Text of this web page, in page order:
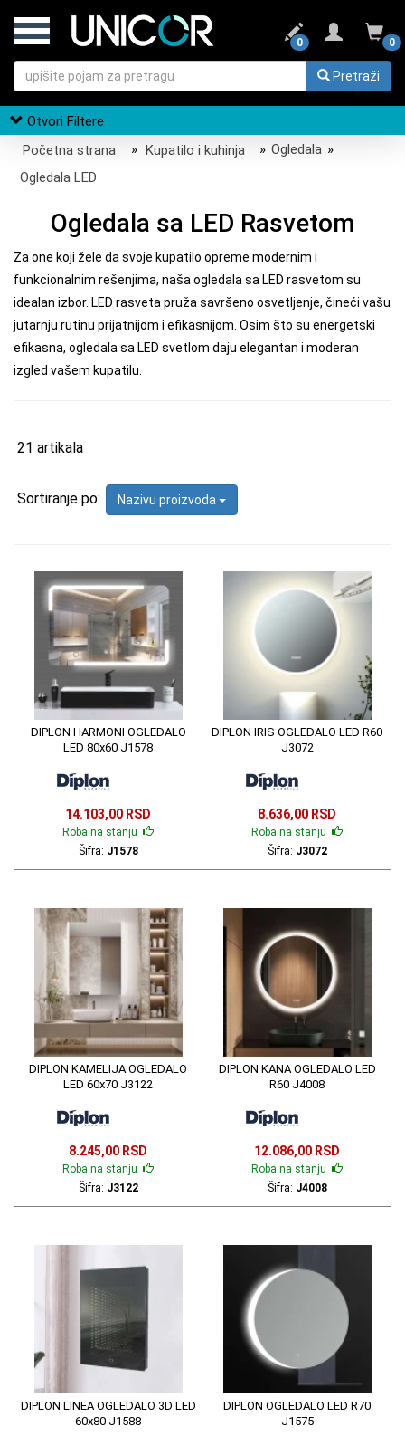
0
0
Pretraži
Otvori Filtere
Početna strana
» Kupatilo i kuhinja » Ogledala »
Ogledala LED
Ogledala sa LED Rasvetom
Za one koji žele da svoje kupatilo opreme modernim i
funkcionalnim rešenjima, naša ogledala sa LED rasvetom su
idealan izbor. LED rasveta pruža savršeno osvetljenje, čineći vašu
jutarnju rutinu prijatnijom i efikasnijom. Osim što su energetski
efikasna, ogledala sa LED svetlom daju elegantan i moderan
izgled vašem kupatilu.
21 artikala
Sortiranje po: Nazivu proizvoda
DIPLON HARMONI OGLEDALO
LED 80x60 J1578
14.103,00 RSD
Roba na stanju
Šifra: J1578
DIPLON IRIS OGLEDALO LED R60
J3072
8.636,00 RSD
Roba na stanju
Šifra: J3072
DIPLON KAMELIJA OGLEDALO
LED 60x70 J3122
8.245,00 RSD
Roba na stanju
Šifra: J3122
DIPLON KANA OGLEDALO LED
R60 J4008
12.086,00 RSD
Roba na stanju
Šifra: J4008
DIPLON LINEA OGLEDALO 3D LED
60x80 J1588
DIPLON OGLEDALO LED R70
J1575